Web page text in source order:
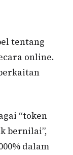
tentang
online.
“token
bernilai”,
dalam